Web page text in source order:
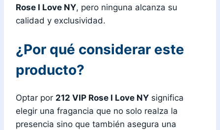
Rose I Love NY, pero ninguna alcanza su
calidad y exclusividad.
¿Por qué considerar este
producto?
Optar por 212 VIP Rose I Love NY significa
elegir una fragancia que no solo realza la
presencia sino que también asegura una